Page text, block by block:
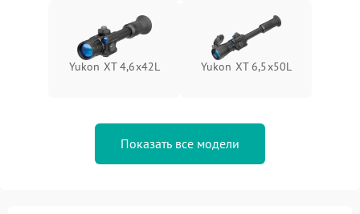
Yukon XT 4,6x42L Yukon XT 6,5x50L
Показать все модели